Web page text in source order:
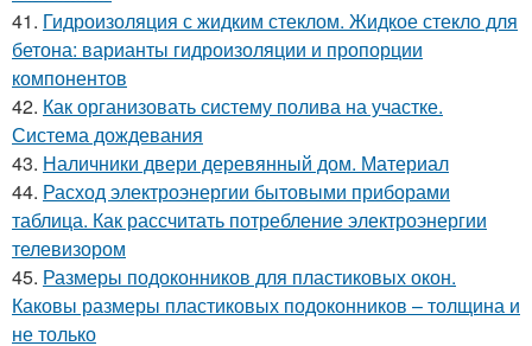
41. Гидроизоляция с жидким стеклом. Жидкое стекло для
бетона: варианты гидроизоляции и пропорции
компонентов
42. Как организовать систему полива на участке.
Система дождевания
43. Наличники двери деревянный дом. Материал
44. Расход электроэнергии бытовыми приборами
таблица. Как рассчитать потребление электроэнергии
телевизором
45. Размеры подоконников для пластиковых окон.
Каковы размеры пластиковых подоконников – толщина и
не только